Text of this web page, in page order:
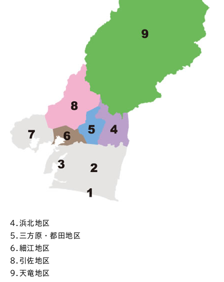
4.浜北地区
5.三方原・都田地区
6.細江地区
8.引佐地区
9.天竜地区